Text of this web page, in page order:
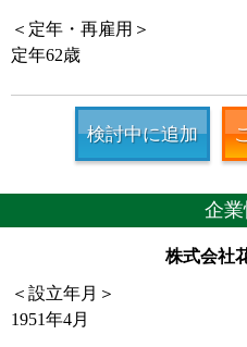
＜定年・再雇用＞
定年62歳
検討中に追加
企業
株式会社
＜設立年月＞
1951年4月